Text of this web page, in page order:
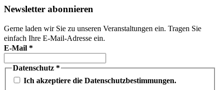
Newsletter abonnieren
Gerne laden wir Sie zu unseren Veranstaltungen ein. Tragen Sie
einfach Ihre E-Mail-Adresse ein.
E-Mail *
Datenschutz *
Ich akzeptiere die Datenschutzbestimmungen.